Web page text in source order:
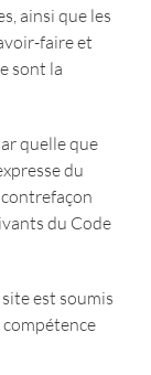
ainsi que les
faire et
sont la
quelle que
du
du Code
est soumis